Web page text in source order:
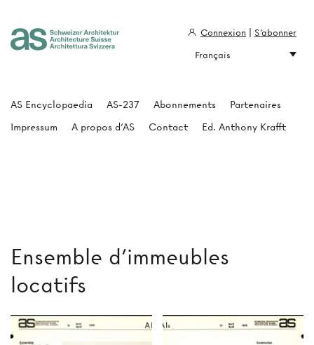
Ensemble d'immeubles
locatifs
AS Encyclopaedia AS-237 Abonnements
Partenaires
Impressum
A propos d'AS Contact Ed. Anthony Krafft
Connexion
S'abonner
Français